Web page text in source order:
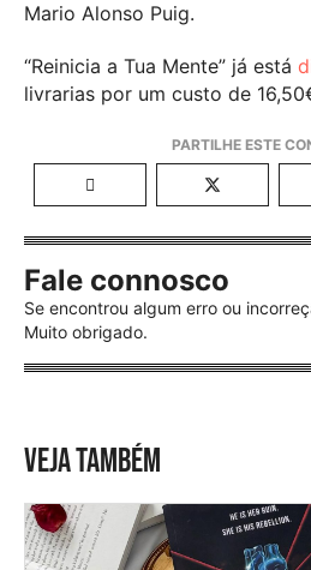
Mario Alonso Puig.
“Reinicia a Tua Mente” já está
livrarias por um custo de
Fale connosco
Se encontrou algum erro ou
Muito obrigado.
VEJA TAMBÉM